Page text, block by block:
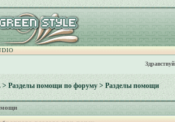
>Разделы помощи по форуму> Разделы помощи